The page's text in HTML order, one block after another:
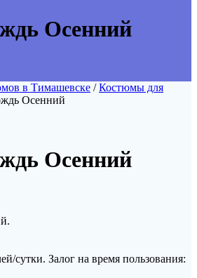
Осенний
в Тимашевске /Костюмы для
Осенний
Осенний
сутки. Залог на время пользования: